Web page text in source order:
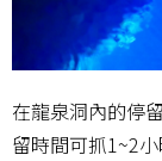
在龍泉洞內的停
留時間可抓1~2小